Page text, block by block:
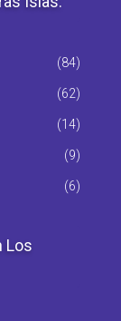
(84)
(62)
(14)
(9)
(6)
Los